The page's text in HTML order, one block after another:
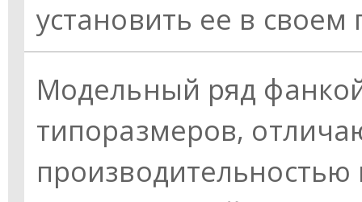
установить ее в
Модельный ряд
типоразмеров,
производительностью